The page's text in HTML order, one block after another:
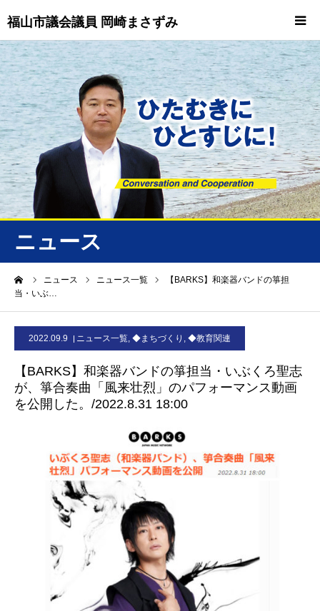
福山市議会議員 岡崎まさずみ
ニュース
ニュース ニュース一覧
【BARKS】和楽器バンドの箏担
当・いぶ…
2022.09.9 ニュース一覧, ◆まちづくり , ◆教育関連
【BARKS】和楽器バンドの箏担当・いぶくろ聖志
が、箏合奏曲「風来壮烈」のパフォーマンス動画
を公開した。/2022.8.31 18:00
HOME
重要情報
プロフィール
ニュース/トピックス
ニュース
お問合せ